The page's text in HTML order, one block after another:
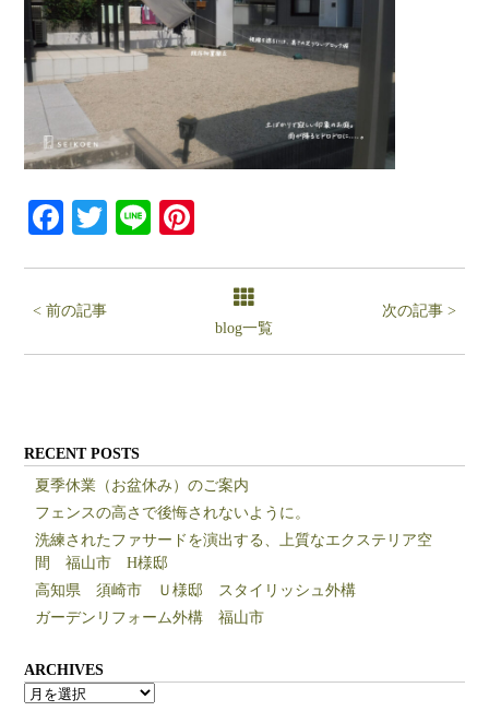
Facebook
Twitter
Line
< 前の記事
blog一覧
次の記事 >
RECENT POSTS
夏季休業（お盆休み）のご案内
フェンスの高さで後悔されないように。
洗練されたファサードを演出する、上質なエクステリア空
間 福山市 H様邸
高知県 須崎市 Ｕ様邸 スタイリッシュ外構
ガーデンリフォーム外構 福山市
ARCHIVES
ARCHIVES